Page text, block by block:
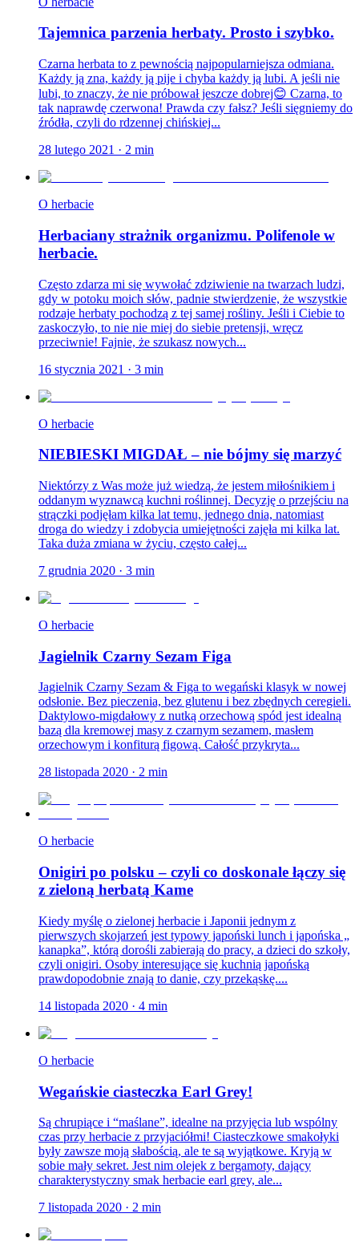
Tajemnica parzenia herbaty. Prosto i szybko.
Czarna herbata to z pewnością najpopularniejsza odmiana.
Każdy ją zna, każdy ją pije i chyba każdy ją lubi. A jeśli nie
lubi, to znaczy, że nie próbował jeszcze dobrej😊 Czarna, to
tak naprawdę czerwona! Prawda czy fałsz? Jeśli sięgniemy do
źródła, czyli do rdzennej chińskiej...
28 lutego 2021 · 2 min
O herbacie
Herbaciany strażnik organizmu. Polifenole w
herbacie.
Często zdarza mi się wywołać zdziwienie na twarzach ludzi,
gdy w potoku moich słów, padnie stwierdzenie, że wszystkie
rodzaje herbaty pochodzą z tej samej rośliny. Jeśli i Ciebie to
zaskoczyło, to nie nie miej do siebie pretensji, wręcz
przeciwnie! Fajnie, że szukasz nowych...
16 stycznia 2021 · 3 min
O herbacie
NIEBIESKI MIGDAŁ – nie bójmy się marzyć
Niektórzy z Was może już wiedzą, że jestem miłośnikiem i
oddanym wyznawcą kuchni roślinnej. Decyzję o przejściu na
strączki podjęłam kilka lat temu, jednego dnia, natomiast
droga do wiedzy i zdobycia umiejętności zajęła mi kilka lat.
Taka duża zmiana w życiu, często całej...
7 grudnia 2020 · 3 min
O herbacie
Jagielnik Czarny Sezam Figa
Jagielnik Czarny Sezam & Figa to wegański klasyk w nowej
odsłonie. Bez pieczenia, bez glutenu i bez zbędnych ceregieli.
Daktylowo-migdałowy z nutką orzechową spód jest idealną
bazą dla kremowej masy z czarnym sezamem, masłem
orzechowym i konfiturą figową. Całość przykryta...
28 listopada 2020 · 2 min
O herbacie
Onigiri po polsku – czyli co doskonale łączy się
z zieloną herbatą Kame
Kiedy myślę o zielonej herbacie i Japonii jednym z
pierwszych skojarzeń jest typowy japoński lunch i japońska „
kanapka”, którą dorośli zabierają do pracy, a dzieci do szkoły,
czyli onigiri. Osoby interesujące się kuchnią japońską
prawdopodobnie znają to danie, czy przekąskę....
14 listopada 2020 · 4 min
O herbacie
Wegańskie ciasteczka Earl Grey!
Są chrupiące i “maślane”, idealne na przyjęcia lub wspólny
czas przy herbacie z przyjaciółmi! Ciasteczkowe smakołyki
były zawsze moją słabością, ale te są wyjątkowe. Kryją w
sobie mały sekret. Jest nim olejek z bergamoty, dający
charakterystyczny smak herbacie earl grey, ale...
7 listopada 2020 · 2 min